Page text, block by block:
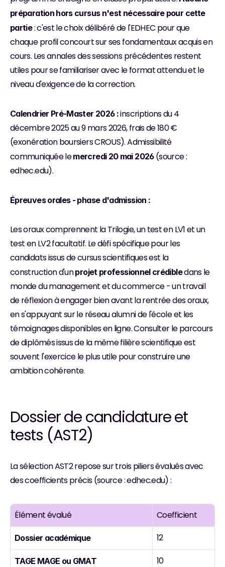
préparation hors cursus n'est nécessaire pour cette
partie : c'est le choix délibéré de l'EDHEC pour que
chaque profil concourt sur ses fondamentaux acquis en
cours. Les annales des sessions précédentes restent
utiles pour se familiariser avec le format attendu et le
niveau d'exigence de la correction.
Calendrier Pré-Master 2026 : inscriptions du 4
décembre 2025 au 9 mars 2026, frais de 180 €
(exonération boursiers CROUS). Admissibilité
communiquée le mercredi 20 mai 2026 (source :
edhec.edu).
Épreuves orales - phase d'admission :
Les oraux comprennent la Trilogie, un test en LV1 et un
test en LV2 facultatif. Le défi spécifique pour les
candidats issus de cursus scientifiques est la
construction d'un projet professionnel crédible dans le
monde du management et du commerce - un travail
de réflexion à engager bien avant la rentrée des oraux,
en s'appuyant sur le réseau alumni de l'école et les
témoignages disponibles en ligne. Consulter le parcours
de diplômés issus de la même filière scientifique est
souvent l'exercice le plus utile pour construire une
ambition cohérente.
Dossier de candidature et
tests (AST2)
La sélection AST2 repose sur trois piliers évalués avec
des coefficients précis (source : edhec.edu) :
Élément évalué Coefficient
Dossier académique 12
TAGE MAGE ou GMAT 10